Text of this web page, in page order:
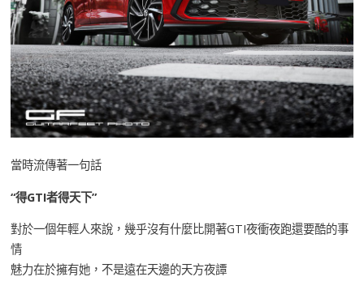
當時流傳著一句話
“得GTI者得天下”
對於一個年輕人來說，幾乎沒有什麼比開著GTI夜衝夜跑還要酷的事
情
魅力在於擁有她，不是遠在天邊的天方夜譚